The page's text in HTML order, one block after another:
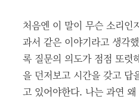
처음엔 이 말이 무슨 소리인
과서 같은 이야기라고 생각
록 질문의 의도가 점점 또렷
을 던저보고 시간을 갖고 답
고 있어야한다. 나는 과연